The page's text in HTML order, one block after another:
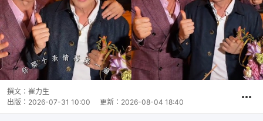
撰文： 崔力生
出版： 2026-07-31 10:00 更新： 2026-08-04 18:40